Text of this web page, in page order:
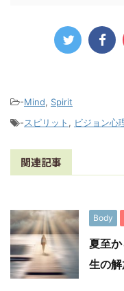
-Mind, Spirit
-スピリット , ビジョン心
関連記事
Body
夏至
生の